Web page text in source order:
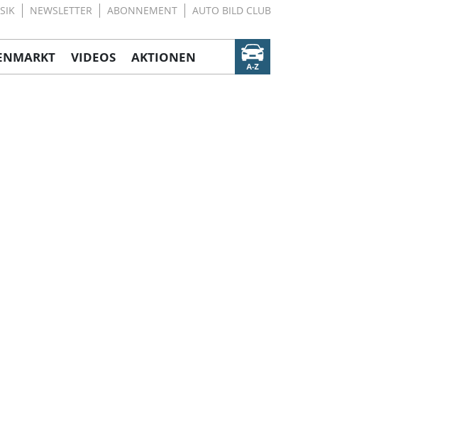
NEWSLETTER ABONNEMENT AUTO BILD CLUB
VIDEOS AKTIONEN